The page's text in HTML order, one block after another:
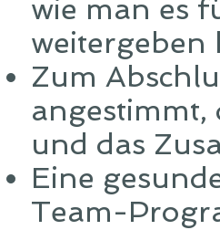
wie man es
weitergeben
Zum
und das
Eine
Team-